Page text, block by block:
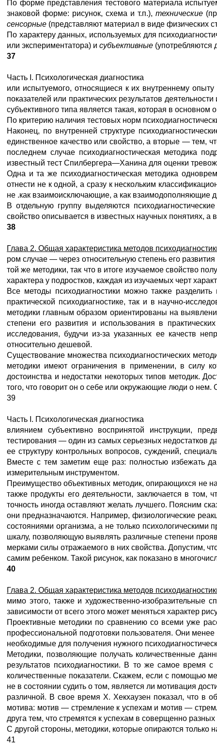
По форме представления тестового материала
знаковой форме: рисунок, схема и т.п.), технические
сенсорные (представляют материал в виде физических
По характеру данных, используемых для
или экспериментатора) и субъективные (употребляются
37
Часть I. Психологическая диагностика
или испытуемого, относящиеся к их внутреннему
показателей или практических результатов
субъективного типа является такая, которая в
По критерию наличия тестовых норм
Наконец, по внутренней структуре
единственное качество или свойство, а вторые — тем,
последнем случае психодиагностическая методика
известный тест Спилбергера—Ханина для оценки
Одна и та же психодиагностическая методика
отнести не к одной, а сразу к нескольким
не .как взаимоисключающие, а как взаимодополняющие
В отдельную группу выделяются
свойство описывается в известных научных понятиях, а
38
Глава 2. Общая характеристика методов
ром случае — через относительную степень его
той же методики, так что в итоге изучаемое свойство
характера у подростков, каждая из изучаемых черт
Все методы психодиагностики можно также
практической психодиагностике, так и в научно-
методики главным образом ориентированы на
степени его развития и использования в
исследования, будучи из-за указанных ее качеств
относительно дешевой.
Существование множества психодиагностических
методики имеют ограничения в применении, в силу
достоинства и недостатки некоторых типов методик.
того, что говорит он о себе или окружающие люди о
39
Часть I. Психологическая диагностика
влиянием субъективно воспринятой инструкции,
тестирования — один из самых серьезных недостатков
ее структуру контрольных вопросов, суждений,
Вместе с тем заметим еще раз: полностью избежать
измерительным инструментом.
Преимущество объективных методик, опирающихся не
также продукты его деятельности, заключается в том,
точность иногда оставляют желать лучшего. Поясним
они предназначаются. Например, физиологические
состояниями организма, а не только
шкалу, позволяющую выявлять различные степени
мерками силы отражаемого в них свойства. Допустим,
самим ребенком. Такой рисунок, как показано в
40
Глава 2. Общая характеристика методов
мимо этого, также и художественно-изобразительные
зависимости от всего этого может меняться характер
Проективные методики по сравнению со всеми уже
профессиональной подготовки пользователя. Они
необходимые для получения нужного
Методики, позволяющие получать количественные
результатов психодиагностики. В то же самое время
количественные показатели. Скажем, если с помощью
не в состоянии судить о том, является ли мотивация
различной. В свое время X. Хекхаузен показал, что в
мотива: мотив — стремление к успехам и мотив —
друга тем, что стремятся к успехам в соверщенно
С другой стороны, методики, которые опираются только
41